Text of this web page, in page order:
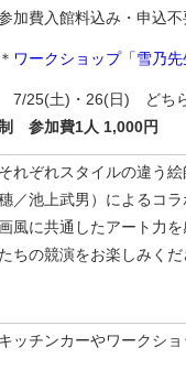
加費入館料込み・申込不
＊ ワークショップ「雪乃先
7/25(土)・26(日) どち
参加費1人 1,000円
それぞれスタイルの違う
／池上武男）によるコ
風に共通したアート力
たちの競演をお楽しみくだ
キッチンカーやワークシ